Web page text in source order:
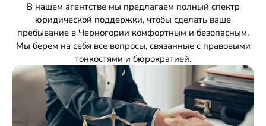
В нашем агентстве мы предлагаем полный спектр
юридической поддержки, чтобы сделать ваше
пребывание в Черногории комфортным и безопасным.
Мы берем на себя все вопросы, связанные с правовыми
тонкостями и бюрократией.